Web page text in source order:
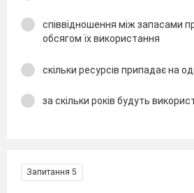
співвідношення між запасами
обсягом їх використання
скільки ресурсів припадає на
за скільки років будуть
Запитання 5